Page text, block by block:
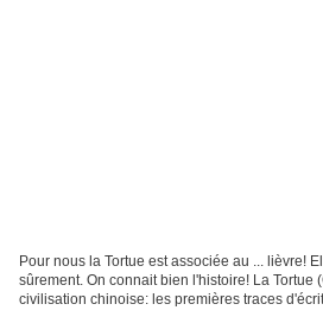
Pour nous la Tortue est associée au ... lièvre!
sûrement. On connait bien l'histoire! La Tortue
civilisation chinoise: les premières traces